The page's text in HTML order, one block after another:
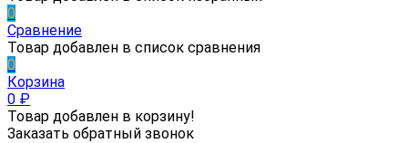
0
Сравнение
Товар добавлен в список сравнения
0
Корзина
0 ₽
Товар добавлен в корзину!
Заказать обратный звонок